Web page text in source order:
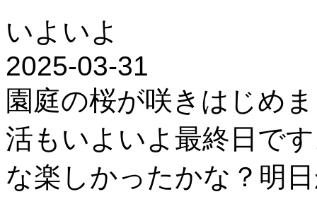
いよいよ
2025-03-31
園庭の桜が咲きはじめ
活もいよいよ最終日で
な楽しかったかな？明